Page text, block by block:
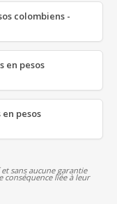
colombiens -
en pesos
pesos
sans aucune garantie
conséquence liée à leur